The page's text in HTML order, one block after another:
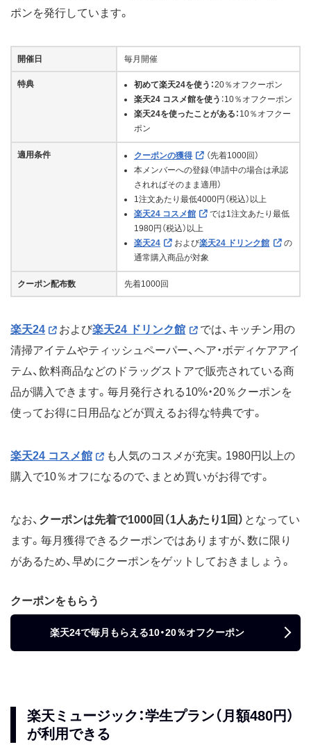
ポンを発行しています。
開催日 毎月開催
特典 初めて楽天24を使う：20％オフクーポン
楽天24 コスメ館を使う ：10％オフクーポン
楽天24を使ったことがある： 10％オフクー
ポン
適用条件 クーポンの獲得
（先着1000回）
本メンバーへの登録（申請中の場合は承認
されればそのまま適用）
1注文あたり最低4000円（税込）以上
楽天24 コスメ館
では1注文あたり最低
1980円（税込）以上
楽天24
および楽天24 ドリンク館
の
通常購入商品が対象
クーポン配布数 先着1000回
楽天24 および楽天24 ドリンク館
では、キッチン用の
清掃アイテムやティッシュペーパー、ヘア・ボディケアアイ
テム、飲料商品などのドラッグストアで販売されている商
品が購入できます。毎月発行される10%・20％クーポンを
使ってお得に日用品などが買えるお得な特典です。
楽天24 コスメ館
も人気のコスメが充実。1980円以上の
購入で10％オフになるので、まとめ買いがお得です。
なお、 クーポンは先着で1000回（1人あたり1回） となってい
ます。毎月獲得できるクーポンではありますが、数に限り
があるため、早めにクーポンをゲットしておきましょう。
クーポンをもらう
楽天24で毎月もらえる10・20％オフクーポン
楽天ミュージック：学生プラン（月額480円）
が利用できる